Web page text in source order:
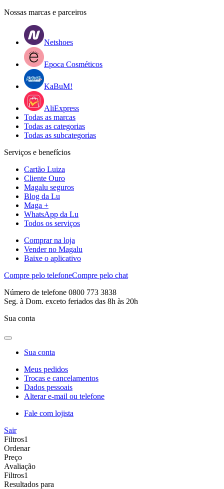
Nossas marcas e parceiros
Netshoes
Epoca Cosméticos
KaBuM!
AliExpress
Todas as marcas
Todas as categorias
Todas as subcategorias
Serviços e benefícios
Cartão Luiza
Cliente Ouro
Magalu seguros
Blog da Lu
Maga +
WhatsApp da Lu
Todos os serviços
Comprar na loja
Vender no Magalu
Baixe o aplicativo
Compre pelo telefoneCompre pelo chat
Número de telefone 0800 773 3838
Seg. à Dom. exceto feriados das 8h às 20h
Sua conta
Sua conta
Meus pedidos
Trocas e cancelamentos
Dados pessoais
Alterar e-mail ou telefone
Fale com lojista
Sair
Filtros1
Ordenar
Preço
Avaliação
Filtros1
Resultados para